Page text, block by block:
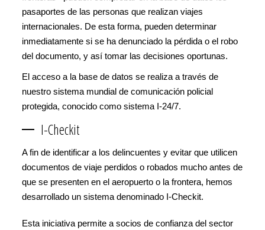
pasaportes de las personas que realizan viajes
internacionales. De esta forma, pueden determinar
inmediatamente si se ha denunciado la pérdida o el robo
del documento, y así tomar las decisiones oportunas.
El acceso a la base de datos se realiza a través de
nuestro sistema mundial de comunicación policial
protegida, conocido como sistema I-24/7.
I-Checkit
A fin de identificar a los delincuentes y evitar que utilicen
documentos de viaje perdidos o robados mucho antes de
que se presenten en el aeropuerto o la frontera, hemos
desarrollado un sistema denominado I-Checkit.
Esta iniciativa permite a socios de confianza del sector